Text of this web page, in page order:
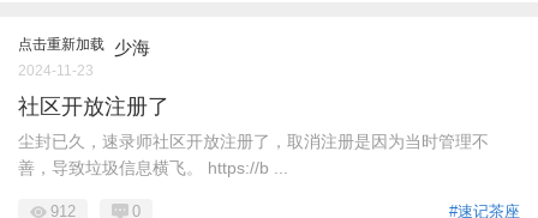
点击重新加载 少海
2024-11-23
社区开放注册了
尘封已久，速录师社区开放注册了，取消注册是因为当时管理不
善，导致垃圾信息横飞。 https://b ...
#速记茶座
912 0